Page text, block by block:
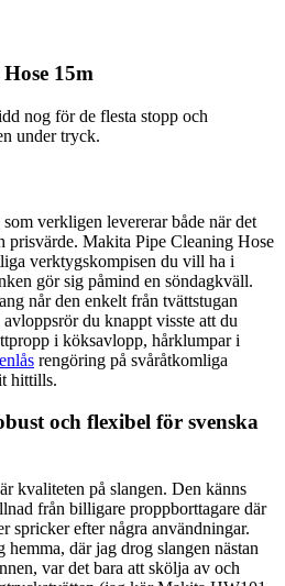
15m
nog för de flesta stopp och
under tryck.
verkligen levererar både när det
prisvärde. Makita Pipe Cleaning Hose
verktygskompisen du vill ha i
gör sig påmind en söndagkväll.
når den enkelt från tvättstugan
du knappt visste att du
i köksavlopp, hårklumpar i
rengöring på svåråtkomliga
hittills.
och flexibel för svenska
kvaliteten på slangen. Den känns
från billigare proppborttagare där
spricker efter några användningar.
där jag drog slangen nästan
var det bara att skölja av och